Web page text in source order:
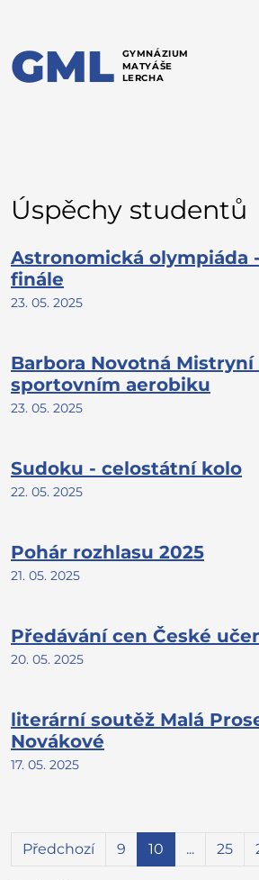
GML GYMNÁZIUM
MATYÁŠE
LERCHA
Úspěchy studentů
Astronomická olympiáda
finále
23. 05. 2025
Barbora Novotná Mistryní
sportovním aerobiku
23. 05. 2025
Sudoku - celostátní kolo
22. 05. 2025
Pohár rozhlasu 2025
21. 05. 2025
Předávání cen České
20. 05. 2025
literární soutěž Malá
Novákové
17. 05. 2025
Předchozí 9 10 ... 25